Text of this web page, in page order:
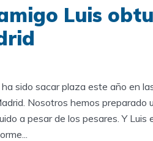
Luis
sido sacar plaza este año en
Nosotros hemos preparado
a pesar de los pesares. Y Luis